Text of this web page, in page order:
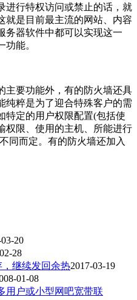
进行特权访问或禁止的话，就
就是目前最主流的网站、内容
务器软件中都可以实现这一
能。
要功能外，有的防火墙还具
纯粹是为了迎合特殊客户的需
特定的用户权限配置(包括使
权限、使用的主机、所能进行
同而定。有的防火墙还加入
20
28
，继续发回余热2017-03-19
01-08
用户或小型网吧宽带联